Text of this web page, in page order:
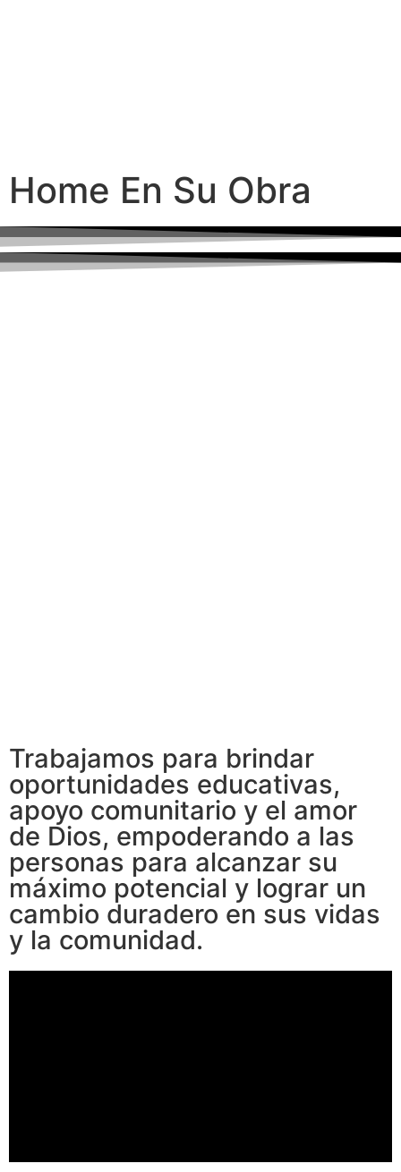
Home En Su Obra
Trabajamos para brindar
oportunidades educativas,
apoyo comunitario y el amor
de Dios, empoderando a las
personas para alcanzar su
máximo potencial y lograr un
cambio duradero en sus vidas
y la comunidad.